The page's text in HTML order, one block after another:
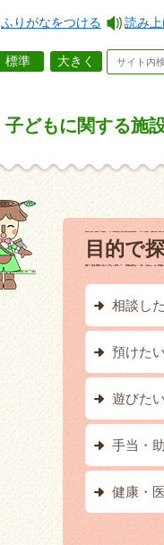
ふりがなをつける 読み
標準 大きく
子どもに関する施
目的で
相談し
預けたい
遊びたい
手当・
健康・